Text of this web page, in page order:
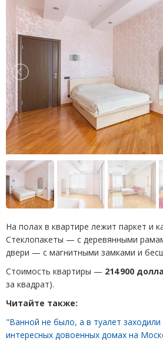
На полах в квартире лежит паркет и
Стеклопакеты — с деревянными
двери — с магнитными замками и
Стоимость квартиры — 214 900
за квадрат).
Читайте также:
"Ванной не было, а в туалет
интересных довоенных домах на